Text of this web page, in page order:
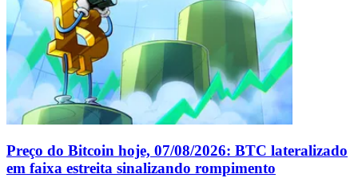
Preço do Bitcoin hoje, 07/08/2026: BTC lateralizado
em faixa estreita sinalizando rompimento